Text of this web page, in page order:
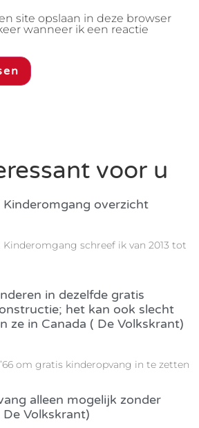
site opslaan in deze browser
wanneer ik een reactie
voor u
overzicht
schreef ik van 2013 tot
in dezelfde gratis
het kan ook slecht
ze in Canada ( De Volkskrant)
om gratis kinderopvang in te zetten
alleen mogelijk zonder
Volkskrant)